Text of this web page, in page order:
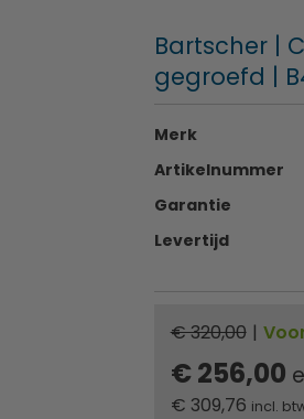
Bartscher |
gegroefd |
Merk
Artikelnummer
Garantie
Levertijd
€ 320,00 |
€ 256,00
€ 309,76 incl.